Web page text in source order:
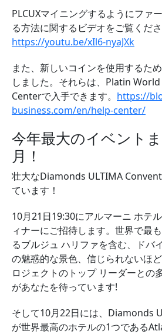
PLCUXマイニングするようにファ
る方法に関するビデオをご覧くださ
https://youtu.be/xIl6-nyaJXk
また、新しいコインを使用するた
しました。それらは、Platin
Centerで入手できます。 https://
business.com/en/help-center/
今年最大のイベント
月！
壮大なDiamonds ULTIMA
ています！
10月21日19:30にアルマーニ ホテ
ィナーにご招待します。世界で最
るブルジュ ハリファを含む、ドバ
の魅惑的な景色、信じられないほ
ロジェクトのトップ リーダーとの
があなたを待っています!
そして10月22日には、Diamonds
が世界最高のホテルの1つである